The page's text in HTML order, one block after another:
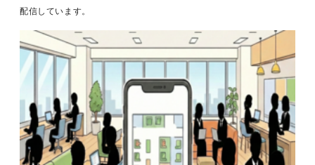
配信しています。